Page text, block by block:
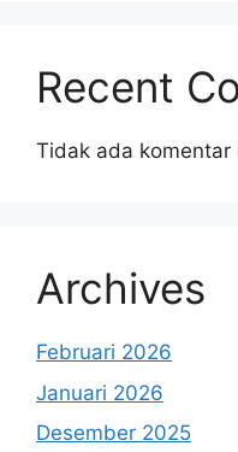
Recent
Tidak ada
Archives
Februari 2026
Januari 2026
Desember 2025